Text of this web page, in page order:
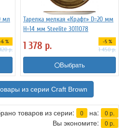
мл
-6 %
р.
Тарелка мелкая «Крафт» D=20 мм
H=14 мм Steelite 3011078
1 378 р. -5 %
1 450р.
Выбрать
из серии Craft Brown
товаров из серии: 0 на: 0 р.
Вы экономите: 0 р.